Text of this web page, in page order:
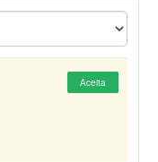
Aceita